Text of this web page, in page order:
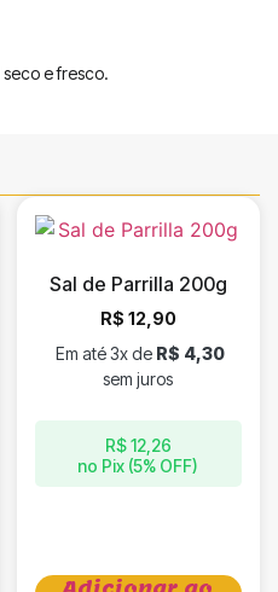
e fresco.
Sal de Parrilla 200g
R$ 12,90
R$12,26
no Pix (5% OFF)
Em até 3x de R$ 4,30
sem juros